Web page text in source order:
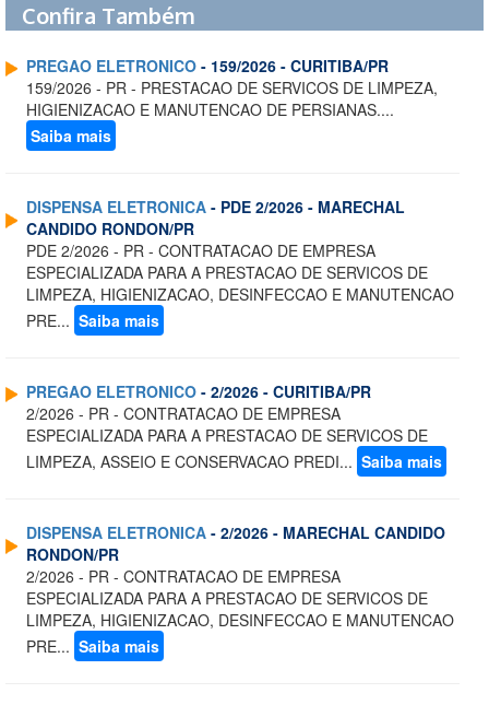
Confira Também
PREGAO ELETRONICO - 159/2026 - CURITIBA/PR
159/2026 - PR - PRESTACAO DE SERVICOS DE LIMPEZA,
HIGIENIZACAO E MANUTENCAO DE PERSIANAS....
Saiba mais
DISPENSA ELETRONICA - PDE 2/2026 - MARECHAL
CANDIDO RONDON/PR
PDE 2/2026 - PR - CONTRATACAO DE EMPRESA
ESPECIALIZADA PARA A PRESTACAO DE SERVICOS DE
LIMPEZA, HIGIENIZACAO, DESINFECCAO E MANUTENCAO
PRE... Saiba mais
PREGAO ELETRONICO - 2/2026 - CURITIBA/PR
2/2026 - PR - CONTRATACAO DE EMPRESA
ESPECIALIZADA PARA A PRESTACAO DE SERVICOS DE
LIMPEZA, ASSEIO E CONSERVACAO PREDI... Saiba mais
DISPENSA ELETRONICA - 2/2026 - MARECHAL CANDIDO
RONDON/PR
2/2026 - PR - CONTRATACAO DE EMPRESA
ESPECIALIZADA PARA A PRESTACAO DE SERVICOS DE
LIMPEZA, HIGIENIZACAO, DESINFECCAO E MANUTENCAO
PRE... Saiba mais